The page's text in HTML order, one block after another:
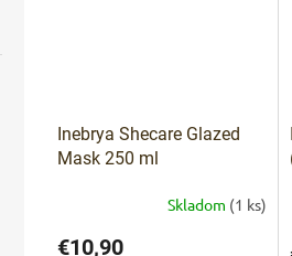
Inebrya Shecare Glazed
Mask 250 ml
Skladom (1 ks)
€10,90